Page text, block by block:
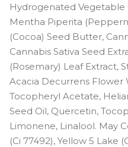
Hydrogenated Vegetable
Mentha Piperita
(Cocoa) Seed Butter,
Cannabis Sativa Seed
(Rosemary) Leaf Extract,
Acacia Decurrens Flower
Tocopheryl Acetate,
Seed Oil, Quercetin,
Limonene, Linalool. May
(Ci 77492), Yellow 5 Lake